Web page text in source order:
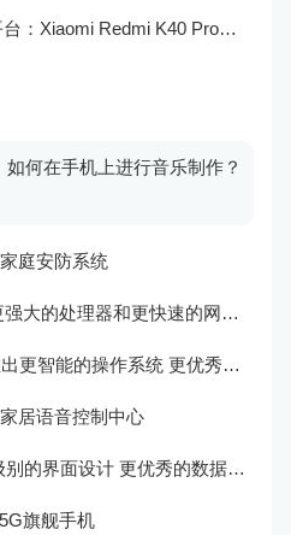
忠机者手机专卖平台：Xiaomi Redmi K40 Pro发布，搭载顶级的处理器和优秀的摄像头
如何在手机上进行音乐制作？
庭安防系统
Huawei P70将推出更强大的处理器和更快速的网络连接
Apple iPhone 16将推出更智能的操作系统 更优秀的音频效果
居语音控制中心
LG V60将推出更高级别的界面设计 更优秀的数据隐私保护
旗舰手机